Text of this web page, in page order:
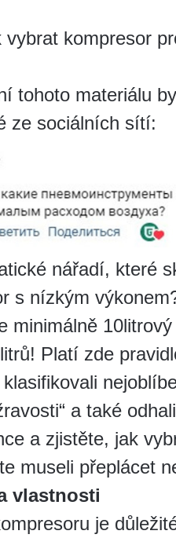
kompresor
tohoto materiálu
ze sociálních sítí:
nářadí, které
s nízkým
minimálně
Platí zde
a také
a zjistěte, jak
museli přeplácet
vlastnosti
je